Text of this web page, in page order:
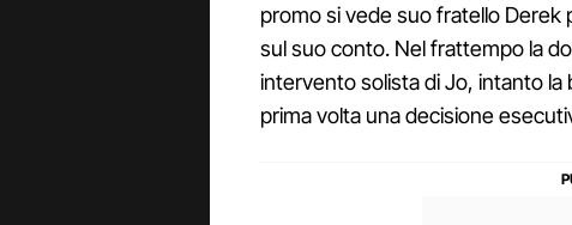
promo si vede suo fratello
sul suo conto. Nel frattempo la
intervento solista di Jo, intanto la
prima volta una decisione